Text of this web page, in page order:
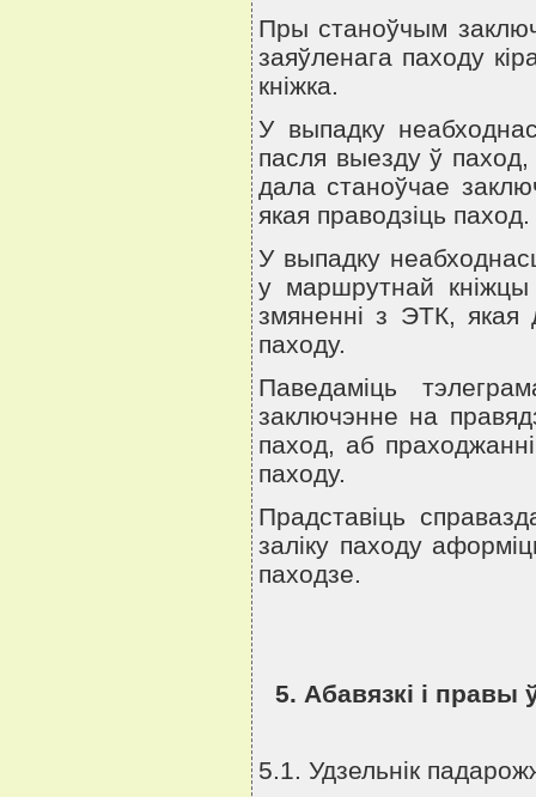
Пры станоўчым
заяўленага паходу
кнiжка.
У выпадку
пасля выезду ў
дала станоўчае
якая праводзiць паход.
У выпадку
у маршрутнай кнiжцы
змяненнi з ЭТК, якая
паходу.
Паведамiць
заключэнне на
паход, аб
паходу.
Прадставiць
залiку паходу
паходзе.
5. Абавязкi i правы
5.1. Удзельнiк